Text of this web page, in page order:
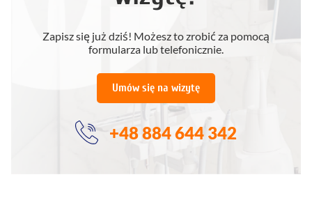
Zapisz się już dziś! Możesz to zrobić za pomocą
formularza lub telefonicznie.
Umów się na wizytę
+48 884 644 342